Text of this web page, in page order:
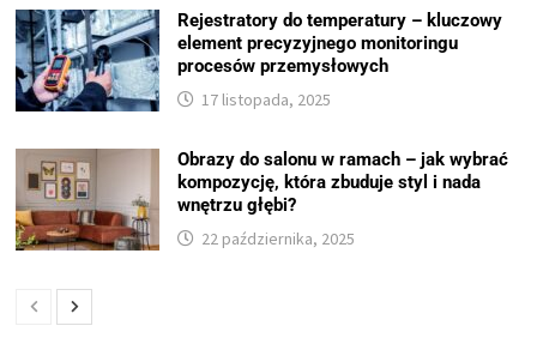
Rejestratory do temperatury – kluczowy
element precyzyjnego monitoringu
procesów przemysłowych
17 listopada, 2025
Obrazy do salonu w ramach – jak wybrać
kompozycję, która zbuduje styl i nada
wnętrzu głębi?
22 października, 2025